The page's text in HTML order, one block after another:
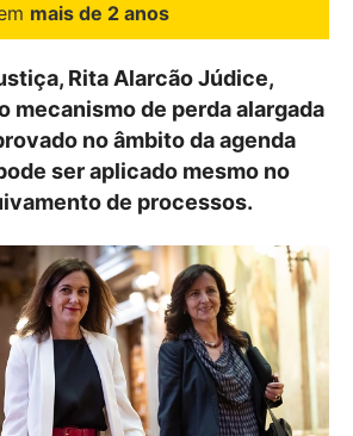
mais de 2 anos
Rita Alarcão Júdice,
mecanismo de perda alargada
no âmbito da agenda
ser aplicado mesmo no
de processos.